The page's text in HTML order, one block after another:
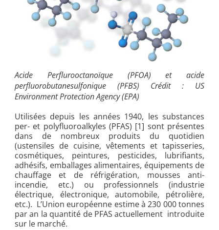
Acide Perflurooctanoïque (PFOA) et acide
perfluorobutanesulfonique (PFBS) Crédit : US
Environment Protection Agency (EPA)
Utilisées depuis les années 1940, les substances
per- et polyfluoroalkyles (PFAS) [1] sont présentes
dans de nombreux produits du quotidien
(ustensiles de cuisine, vêtements et tapisseries,
cosmétiques, peintures, pesticides, lubrifiants,
adhésifs, emballages alimentaires, équipements de
chauffage et de réfrigération, mousses anti-
incendie, etc.) ou professionnels (industrie
électrique, électronique, automobile, pétrolière,
etc.). L’Union européenne estime à 230 000 tonnes
par an la quantité de PFAS actuellement introduite
sur le marché.